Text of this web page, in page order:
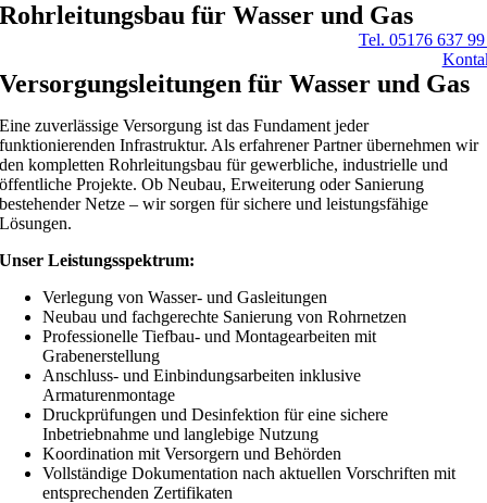
Rohrleitungsbau fürWasser und Gas
Tel. 05176 637
Versorgungsleitungen fürWasser und Gas
Eine zuverlässige Versorgung ist das Fundament jeder
funktionierenden Infrastruktur. Als erfahrener Partner übernehmen wir
den kompletten Rohrleitungsbau für gewerbliche, industrielle und
öffentliche Projekte. Ob Neubau, Erweiterung oder Sanierung
bestehender Netze – wir sorgen für sichere und leistungsfähige
Lösungen.
Unser Leistungsspektrum:
Verlegung von Wasser- und Gasleitungen
Neubau und fachgerechte Sanierung von Rohrnetzen
Professionelle Tiefbau- und Montagearbeiten mit
Grabenerstellung
Anschluss- und Einbindungsarbeiten inklusive
Armaturenmontage
Druckprüfungen und Desinfektion für eine sichere
Inbetriebnahme und langlebige Nutzung
Koordination mit Versorgern und Behörden
Vollständige Dokumentation nach aktuellen Vorschriften mit
entsprechenden Zertifikaten